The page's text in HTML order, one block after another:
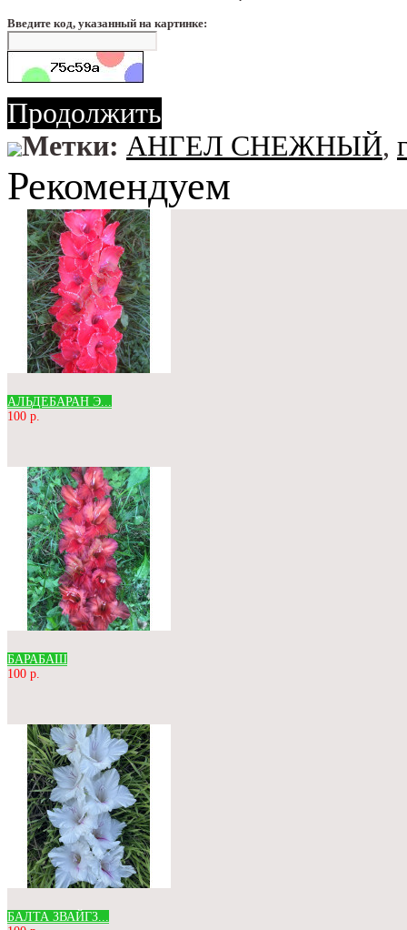
Введите код, указанный на картинке:
Продолжить
Метки: АНГЕЛ СНЕЖНЫЙ,
Рекомендуем
АЛЬДЕБАРАН Э...
100 р.
БАРАБАШ
100 р.
БАЛТА ЗВАЙГЗ...